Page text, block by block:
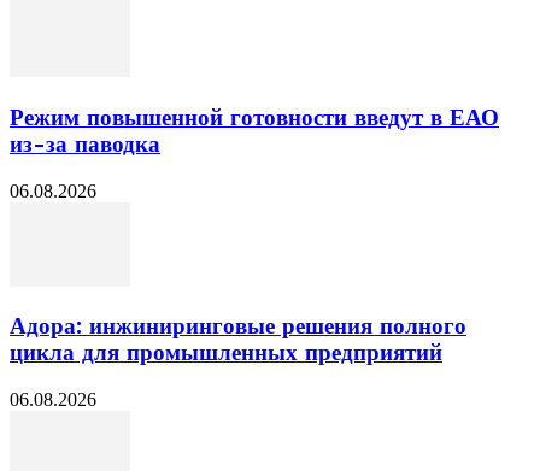
Режим повышенной готовности введут в ЕАО
из-за паводка
06.08.2026
Адора: инжиниринговые решения полного
цикла для промышленных предприятий
06.08.2026